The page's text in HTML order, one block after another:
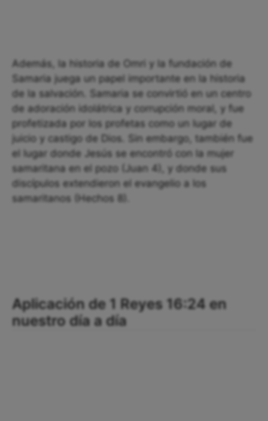
Además, la historia de Omri y la fundación de
Samaria juega un papel importante en la historia
de la salvación. Samaria se convirtió en un centro
de adoración idolátrica y corrupción moral, y fue
profetizada por los profetas como un lugar de
juicio y castigo de Dios. Sin embargo, también fue
el lugar donde Jesús se encontró con la mujer
samaritana en el pozo (Juan 4), y donde sus
discípulos extendieron el evangelio a los
samaritanos (Hechos 8).
Aplicación de 1 Reyes 16:24 en
nuestro día a día